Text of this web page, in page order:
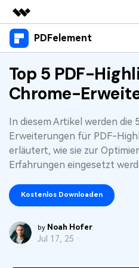
Top-Produkte
Dienstprogramme
Business
Überblick
Über uns
Shop
Support
PDFelement
Produkte
Desktop
PDFelement für
PDFelement für Mac
Mobile App
PDFelement für iPhone/
Cloud
Lösungen
Benutzer im
PDF lesen
PDF kommentieren
PDF erstellen
PDF drucken
Ressourcen
Heiße Themen
Mac-Software
OCR PDF Tipps
Business
KMU von 1-10p
10p+ Unternehmen
Jetzt kaufen
Top 5 PDF-
Chrome-
In diesem Artikel werden die
Erweiterungen für PDF-
erläutert, wie sie zur
Erfahrungen eingesetzt
Kostenlos Downloaden
by Noah Hofer
Jul 17, 25 ·